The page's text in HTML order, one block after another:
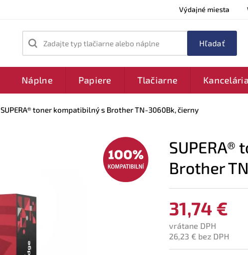
Výdajné miesta
Zadajte typ tlačiarne alebo náplne
Náplne Papiere Tlačiarne Kancelária
SUPERA® toner kompatibilný s Brother TN-3060Bk, čierny
Brother
31,74 €
vrátane DPH
26,23 € bez DPH